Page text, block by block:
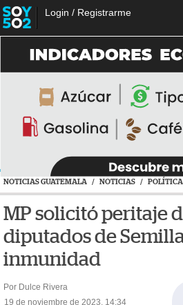
Login / Registrarme
NOTICIAS GUATEMALA / NOTICIAS / POLÍTICA
MP solicitó peritaje
diputados de
inmunidad
Por Dulce Rivera
19 de noviembre de 2023, 14:34